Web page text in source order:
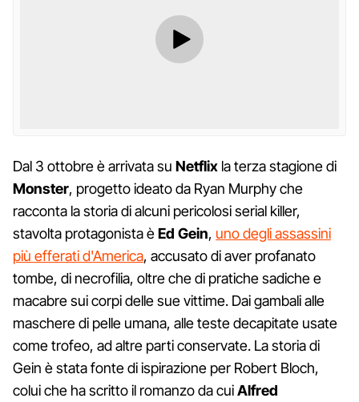
Dal 3 ottobre è arrivata su Netflix la terza stagione di
Monster, progetto ideato da Ryan Murphy che
racconta la storia di alcuni pericolosi serial killer,
stavolta protagonista èEd Gein, uno degli assassini
più efferati d'America, accusato di aver profanato
tombe, di necrofilia, oltre che di pratiche sadiche e
macabre sui corpi delle sue vittime. Dai gambali alle
maschere di pelle umana, alle teste decapitate usate
come trofeo, ad altre parti conservate. La storia di
Gein è stata fonte di ispirazione per Robert Bloch,
colui che ha scritto il romanzo da cuiAlfred